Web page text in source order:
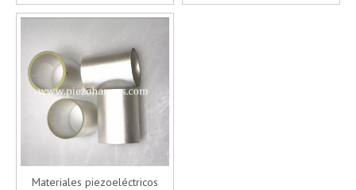
Materiales piezoeléctricos